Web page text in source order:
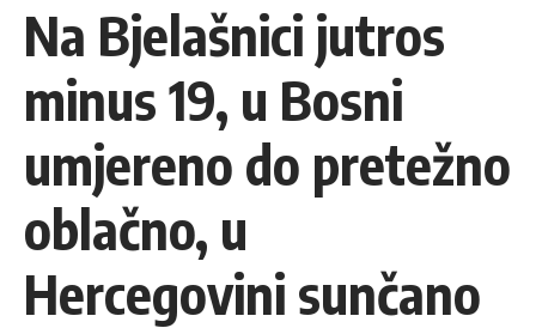
Na Bjelašnici jutros
minus 19, u Bosni
umjereno do pretežno
oblačno, u
Hercegovini sunčano